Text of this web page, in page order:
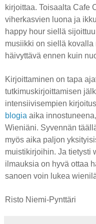
kirjoittaa. Toisaalta Cafe
viherkasvien luona ja
happy hour siellä
musiikki on siellä kovalla
häivyttävä ennen kuin
Kirjoittaminen on tapa
tutkimuskirjoittamisen
intensiivisempien
blogia aika
Wieniäni. Syvennän
myös aika paljon
muistikirjoihin. Ja tietysti
ilmauksia on hyvä ottaa
sanoen voin lukea
Risto Niemi-Pynttäri